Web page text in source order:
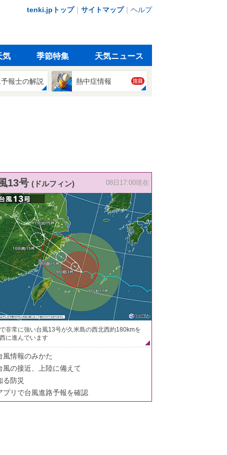
tenki.jpトップ｜ サイトマップ｜ ヘルプ
気 季節特集 天気ニュース
報士の解説 熱中症情報 注目
13号 (ドルフィン) 08日17:00現在
非常に強い台風13号が久米島の西北西約180kmを
に進んでいます
風情報のみかた
風の接近、上陸に備えて
る防災
プリで台風進路予報を確認